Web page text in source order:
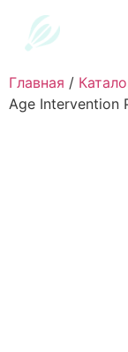
Главная /
Age Intervention